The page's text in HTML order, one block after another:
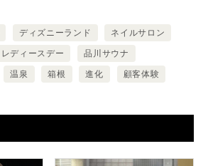
ディズニーランド ネイルサロン
レディースデー 品川サウナ
温泉 箱根 進化 顧客体験